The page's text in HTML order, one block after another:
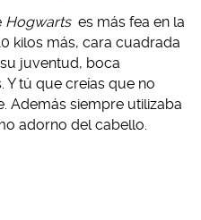
Hogwarts es más fea en la
kilos más, cara cuadrada
juventud, boca
Y tú que creías que no
Además siempre utilizaba
adorno del cabello.